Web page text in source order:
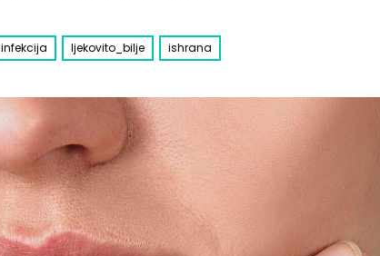
infekcija ljekovito_bilje ishrana